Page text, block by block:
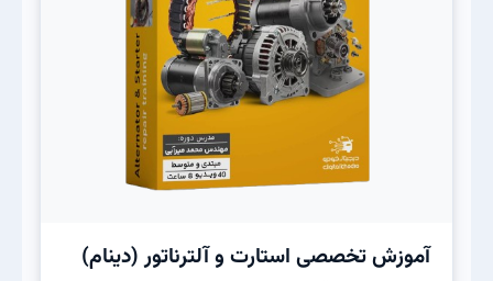
آموزش تخصصی استارت و آلترناتور (دینام)